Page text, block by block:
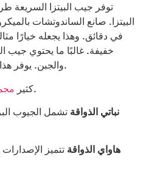
توفر جيب البيتزا السريعة
البيتزا. صانع الساندوتشات
في دقائق. وهذا يجعله خيارًا
خفيفة. غالبًا ما يحتوي جيب
والجبن. يوفر هذا المزيج طعمًا مألوفًا ومرضيًا.
كثيريخرج.
نباتي الذواقة تشمل الجيوب
هاواي الذواقة تتميز الإصدارات